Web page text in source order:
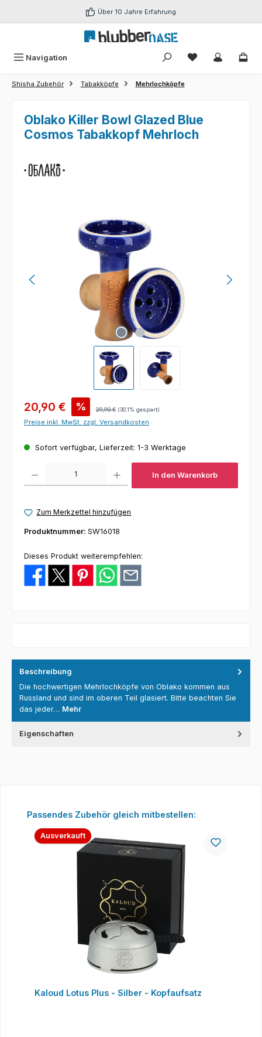
Zum Hauptinhalt springen Über 10 Jahre Erfahrung
Navigation Du hast 0
Shisha Zubehör Tabakköpfe Mehrlochköpfe
Oblako Killer Bowl Glazed Blue
Cosmos Tabakkopf Mehrloch
Bildergalerie überspringen
Verkaufspreis:
20,90 € % Regulärer Preis:
29,90 € (30.1% gespart)
Preise inkl. MwSt. zzgl. Versandkosten
Sofort verfügbar, Lieferzeit: 1-3 Werktage
In den Warenkorb
Zum Merkzettel hinzufügen
Produktnummer: SW16018
Dieses Produkt weiterempfehlen:
Beschreibung
Die hochwertigen Mehrlochköpfe von Oblako kommen aus
Russland und sind im oberen Teil glasiert. Bitte beachten Sie
das jeder… Mehr
Eigenschaften
Produktgalerie überspringen
Passendes Zubehör gleich mitbestellen:
Ausverkauft
Kaloud Lotus Plus - Silber - Kopfaufsatz